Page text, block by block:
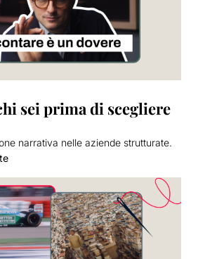
sei prima di scegliere
narrativa nelle aziende strutturate.